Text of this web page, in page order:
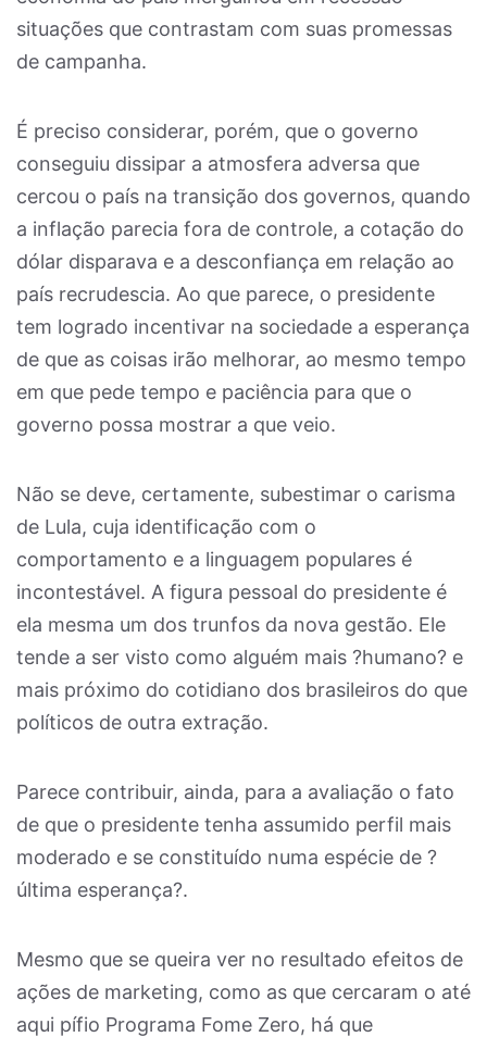
situações que contrastam com suas promessas
de campanha.
É preciso considerar, porém, que o governo
conseguiu dissipar a atmosfera adversa que
cercou o país na transição dos governos, quando
a inflação parecia fora de controle, a cotação do
dólar disparava e a desconfiança em relação ao
país recrudescia. Ao que parece, o presidente
tem logrado incentivar na sociedade a esperança
de que as coisas irão melhorar, ao mesmo tempo
em que pede tempo e paciência para que o
governo possa mostrar a que veio.
Não se deve, certamente, subestimar o carisma
de Lula, cuja identificação com o
comportamento e a linguagem populares é
incontestável. A figura pessoal do presidente é
ela mesma um dos trunfos da nova gestão. Ele
tende a ser visto como alguém mais ?humano? e
mais próximo do cotidiano dos brasileiros do que
políticos de outra extração.
Parece contribuir, ainda, para a avaliação o fato
de que o presidente tenha assumido perfil mais
moderado e se constituído numa espécie de ?
última esperança?.
Mesmo que se queira ver no resultado efeitos de
ações de marketing, como as que cercaram o até
aqui pífio Programa Fome Zero, há que